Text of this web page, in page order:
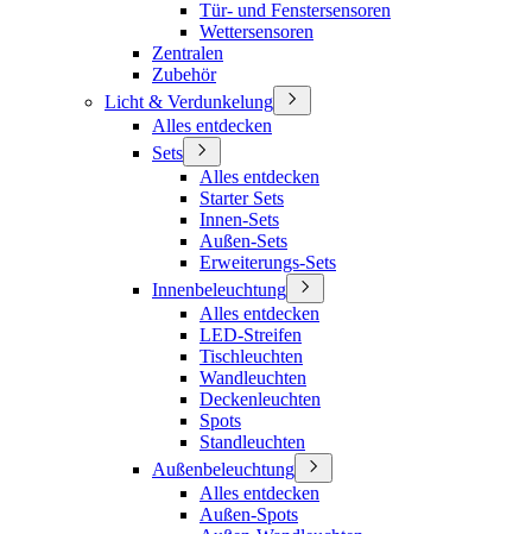
Tür- und Fenstersensoren
Wettersensoren
Zentralen
Zubehör
Licht & Verdunkelung
Alles entdecken
Sets
Alles entdecken
Starter Sets
Innen-Sets
Außen-Sets
Erweiterungs-Sets
Innenbeleuchtung
Alles entdecken
LED-Streifen
Tischleuchten
Wandleuchten
Deckenleuchten
Spots
Standleuchten
Außenbeleuchtung
Alles entdecken
Außen-Spots